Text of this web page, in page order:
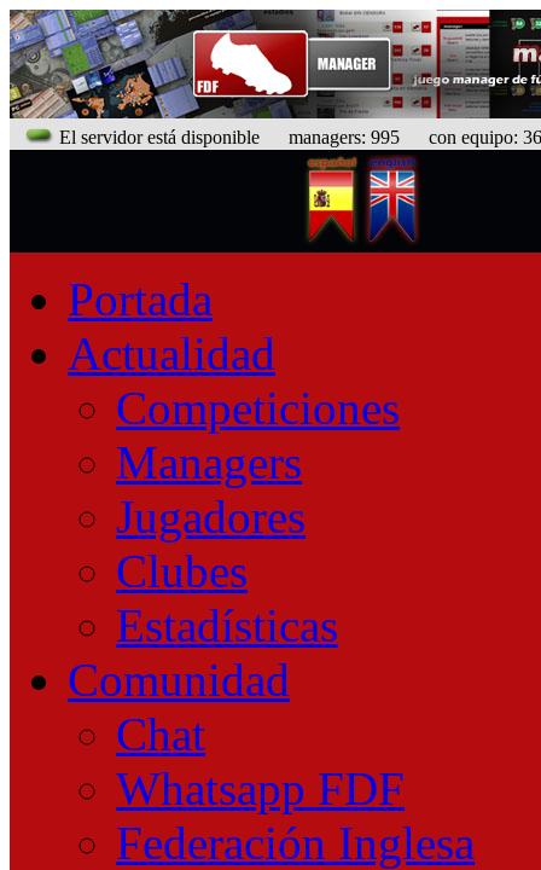
El servidor está disponible managers: 995 con equipo:
Portada
Actualidad
Competiciones
Managers
Jugadores
Clubes
Estadísticas
Comunidad
Chat
Whatsapp FDF
Federación Inglesa